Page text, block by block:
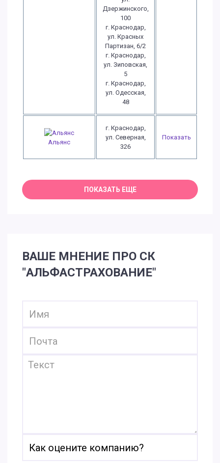
Дзержинского,
100
г. Краснодар,
ул. Красных
Партизан, 6/2
г. Краснодар,
ул. Зиповская,
5
г. Краснодар,
ул. Одесская,
48
Альянс
г. Краснодар,
ул. Северная,
326
Показать
ВАШЕ МНЕНИЕ ПРО СК
"АЛЬФАСТРАХОВАНИЕ"